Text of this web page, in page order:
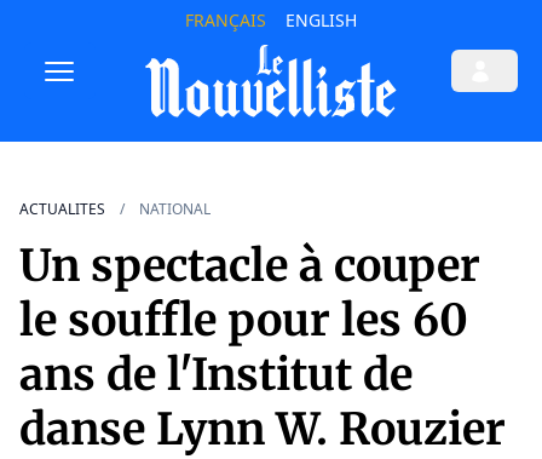
FRANÇAIS ENGLISH
ACTUALITES NATIONAL
Un spectacle à couper
le souffle pour les 60
ans de l'Institut de
danse Lynn W. Rouzier